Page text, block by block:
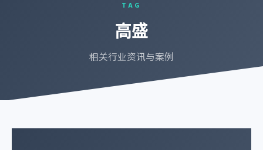
TAG
高盛
相关行业资讯与案例